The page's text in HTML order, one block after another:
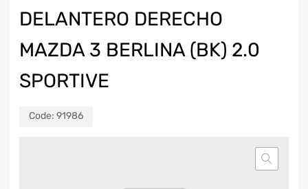
DELANTERO DERECHO
MAZDA 3 BERLINA (BK) 2.0
SPORTIVE
Code: 91986